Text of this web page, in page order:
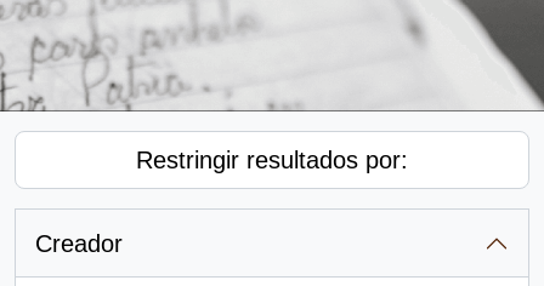
Restringir resultados por:
Creador